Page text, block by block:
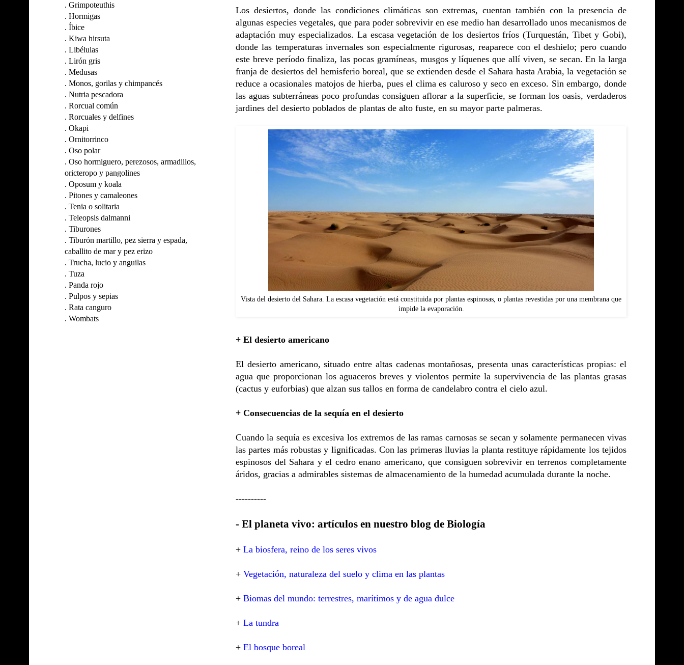
Los desiertos, donde las condiciones climáticas son extremas, cuentan también con la presencia de
algunas especies vegetales, que para poder sobrevivir en ese medio han desarrollado unos mecanismos de
adaptación muy especializados. La escasa vegetación de los desiertos fríos (Turquestán, Tibet y Gobi),
donde las temperaturas invernales son especialmente rigurosas, reaparece con el deshielo; pero cuando
este breve período finaliza, las pocas gramíneas, musgos y líquenes que allí viven, se secan. En la larga
franja de desiertos del hemisferio boreal, que se extienden desde el Sahara hasta Arabia, la vegetación se
reduce a ocasionales matojos de hierba, pues el clima es caluroso y seco en exceso. Sin embargo, donde
las aguas subterráneas poco profundas consiguen aflorar a la superficie, se forman los oasis, verdaderos
jardines del desierto poblados de plantas de alto fuste, en su mayor parte palmeras.
Vista del desierto del Sahara. La escasa vegetación está constituida por plantas espinosas, o plantas revestidas por una membrana que
impide la evaporación.
+ El desierto americano
El desierto americano, situado entre altas cadenas montañosas, presenta unas características propias: el
agua que proporcionan los aguaceros breves y violentos permite la supervivencia de las plantas grasas
(cactus y euforbias) que alzan sus tallos en forma de candelabro contra el cielo azul.
+ Consecuencias de la sequía en el desierto
Cuando la sequía es excesiva los extremos de las ramas carnosas se secan y solamente permanecen vivas
las partes más robustas y lignificadas. Con las primeras lluvias la planta restituye rápidamente los tejidos
espinosos del Sahara y el cedro enano americano, que consiguen sobrevivir en terrenos completamente
áridos, gracias a admirables sistemas de almacenamiento de la humedad acumulada durante la noche.
----------
- El planeta vivo: artículos en nuestro blog de Biología
+ La biosfera, reino de los seres vivos
+ Vegetación, naturaleza del suelo y clima en las plantas
+ Biomas del mundo: terrestres, marítimos y de agua dulce
+ La tundra
+ El bosque boreal
. Grimpoteuthis
. Hormigas
. Íbice
. Kiwa hirsuta
. Libélulas
. Lirón gris
. Medusas
. Monos, gorilas y chimpancés
. Nutria pescadora
. Rorcual común
. Rorcuales y delfines
. Okapi
. Ornitorrinco
. Oso polar
. Oso hormiguero, perezosos, armadillos,
oricteropo y pangolines
. Oposum y koala
. Pitones y camaleones
. Tenia o solitaria
. Teleopsis dalmanni
. Tiburones
. Tiburón martillo, pez sierra y espada,
caballito de mar y pez erizo
. Trucha, lucio y anguilas
. Tuza
. Panda rojo
. Pulpos y sepias
. Rata canguro
. Wombats